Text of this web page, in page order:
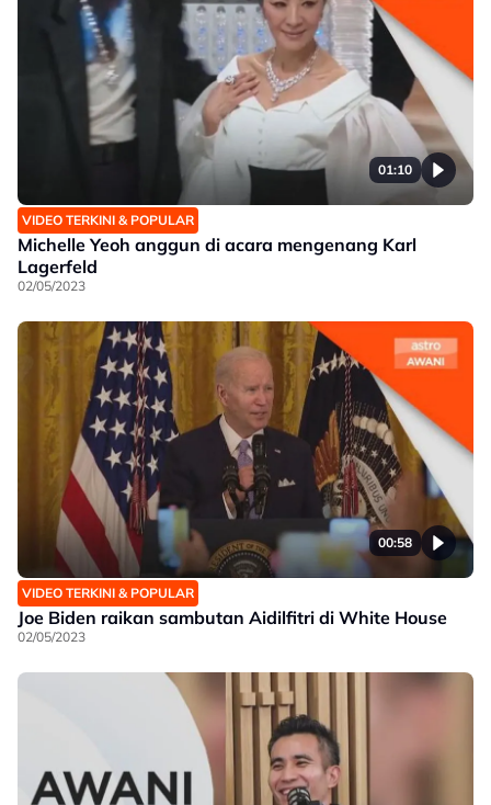
01:10
VIDEO TERKINI & POPULAR
Michelle Yeoh anggun di acara mengenang Karl
Lagerfeld
02/05/2023
00:58
VIDEO TERKINI & POPULAR
Joe Biden raikan sambutan Aidilfitri di White House
02/05/2023